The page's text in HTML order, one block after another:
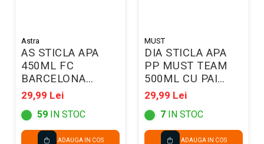
Astra
AS STICLA APA
450ML FC
BARCELONA
511025014
29,99 Lei
59 IN STOC
ADAUGA IN COS
MUST
DIA STICLA APA
PP MUST TEAM
500ML CU PAI
7*17.5CM
DIVERSE MODELE
586441
29,99 Lei
7 IN STOC
ADAUGA IN COS